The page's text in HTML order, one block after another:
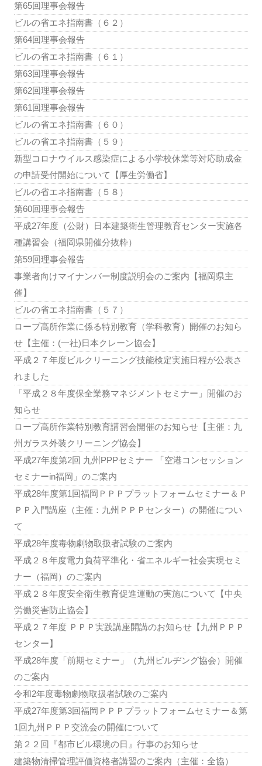
第65回理事会報告
ビルの省エネ指南書（６２）
第64回理事会報告
ビルの省エネ指南書（６１）
第63回理事会報告
第62回理事会報告
第61回理事会報告
ビルの省エネ指南書（６０）
ビルの省エネ指南書（５９）
新型コロナウイルス感染症による小学校休業等対応助成金
の申請受付開始について【厚生労働省】
ビルの省エネ指南書（５８）
第60回理事会報告
平成27年度（公財）日本建築衛生管理教育センター実施各
種講習会（福岡県開催分抜粋）
第59回理事会報告
事業者向けマイナンバー制度説明会のご案内【福岡県主
催】
ビルの省エネ指南書（５７）
ロープ高所作業に係る特別教育（学科教育）開催のお知ら
せ【主催：(一社)日本クレーン協会】
平成２７年度ビルクリーニング技能検定実施日程が公表さ
れました
「平成２８年度保全業務マネジメントセミナー」開催のお
知らせ
ロープ高所作業特別教育講習会開催のお知らせ【主催：九
州ガラス外装クリーニング協会】
平成27年度第2回 九州PPPセミナー 「空港コンセッション
セミナーin福岡」のご案内
平成28年度第1回福岡ＰＰＰプラットフォームセミナー＆Ｐ
ＰＰ入門講座（主催：九州ＰＰＰセンター）の開催につい
て
平成28年度毒物劇物取扱者試験のご案内
平成２８年度電力負荷平準化・省エネルギー社会実現セミ
ナー（福岡）のご案内
平成２８年度安全衛生教育促進運動の実施について【中央
労働災害防止協会】
平成２７年度 ＰＰＰ実践講座開講のお知らせ【九州ＰＰＰ
センター】
平成28年度「前期セミナー」（九州ビルヂング協会）開催
のご案内
令和2年度毒物劇物取扱者試験のご案内
平成27年度第3回福岡ＰＰＰプラットフォームセミナー＆第
1回九州ＰＰＰ交流会の開催について
第２２回『都市ビル環境の日』行事のお知らせ
建築物清掃管理評価資格者講習のご案内（主催：全協）